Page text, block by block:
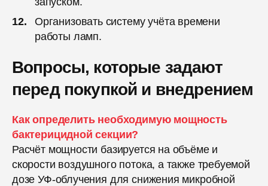
Организовать систему учёта времени
работы ламп.
Вопросы, которые задают
перед покупкой и внедрением
Как определить необходимую мощность
бактерицидной секции?
Расчёт мощности базируется на объёме и
скорости воздушного потока, а также требуемой
дозе УФ-облучения для снижения микробной